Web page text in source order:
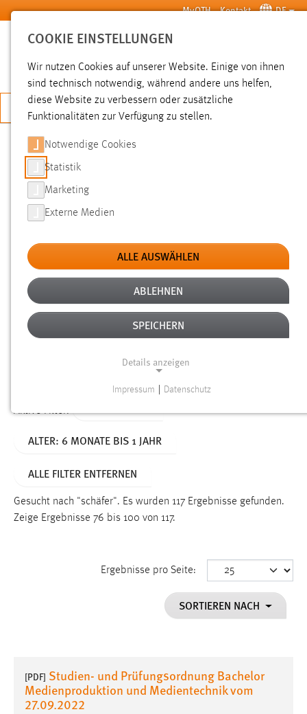
Zum Hauptinhalt springen MyOTH Kontakt DE
SUCHE
JETZT BEWERBEN
SUCHE
FILTER
Typ
Erstellungsdatum
Alter
Aktive Filter:
ALTER: 6 MONATE BIS 1 JAHR
ALLE FILTER ENTFERNEN
Gesucht nach "schäfer". Es wurden 117 Ergebnisse gefunden.
Zeige Ergebnisse 76 bis 100 von 117.
Ergebnisse pro Seite:
SORTIEREN NACH
[PDF] Studien- und Prüfungsordnung Bachelor
Medienproduktion und Medientechnik vom
27.09.2022
COOKIE EINSTELLUNGEN
Wir nutzen Cookies auf unserer Website. Einige von ihnen
sind technisch notwendig, während andere uns helfen,
diese Website zu verbessern oder zusätzliche
Funktionalitäten zur Verfügung zu stellen.
Notwendige Cookies
Statistik
Marketing
Externe Medien
ALLE AUSWÄHLEN
ABLEHNEN
SPEICHERN
Details anzeigen
Funktionen und sind für die einwandfreie Funktion der
Name:
Dieser Cookie speichert die ausgewählten Einverständnis-
Performance
Name:
staticfilecache
Impressum Datenschutz